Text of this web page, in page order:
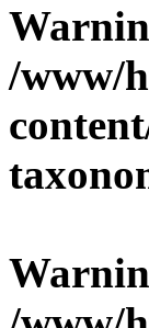
/www/